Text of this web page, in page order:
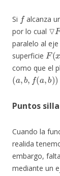
Si alcanza
por lo cual
▽F
paralelo al eje
superficie
F(x,
como que el
(a,b,f (a,b ))
Puntos silla
Cuando la
realida
embargo,
mediante un